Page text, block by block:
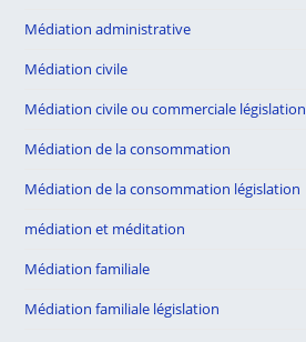
Médiation administrative
Médiation civile
Médiation civile ou commerciale législation
Médiation de la consommation
Médiation de la consommation législation
médiation et méditation
Médiation familiale
Médiation familiale législation